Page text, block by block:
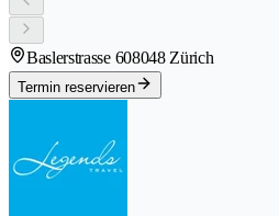
Baslerstrasse 608048 Zürich
Termin reservieren